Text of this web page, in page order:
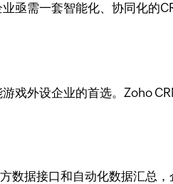
亟需一套智能化、协同化的
戏外设企业的首选。Zoho
数据接口和自动化数据汇总